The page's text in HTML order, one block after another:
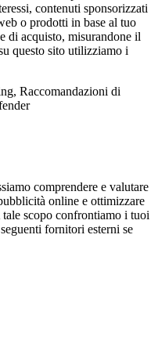
contenuti sponsorizzati
o prodotti in base al tuo
di acquisto, misurandone il
questo sito utilizziamo i
Raccomandazioni di
comprendere e valutare
online e ottimizzare
scopo confrontiamo i tuoi
fornitori esterni se